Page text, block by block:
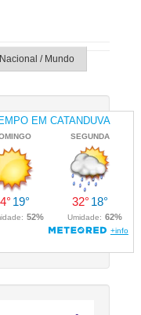
Nacional / Mundo